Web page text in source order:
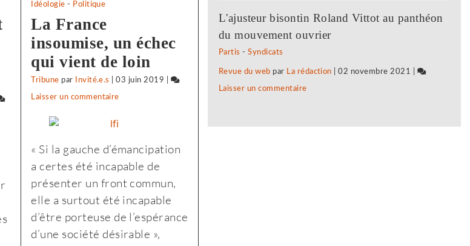
Idéologie - Politique
La France
insoumise, un échec
qui vient de loin
Tribune par Invité.e.s |03 juin 2019
Laisser un commentaire
à
l’extrême-
droite
:
des
associations
« Si la gauche d’émancipation
a certes été incapable de
présenter un front commun,
elle a surtout été incapable
d’être porteuse de l’espérance
d’une société désirable »,
montent
au
à
l’extrême-
droite
:
des
L'ajusteur bisontin Roland Vittot au panthéon
du mouvement ouvrier
Partis -Syndicats
Revue du web par La rédaction |02 novembre 2021
Laisser un commentaire